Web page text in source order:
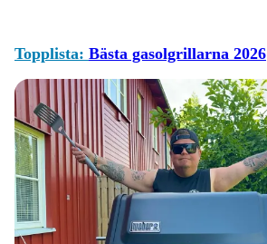
Topplista: Bästa gasolgrillarna 2026